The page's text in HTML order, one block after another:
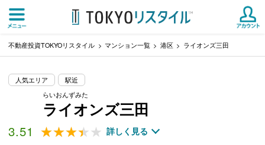
不動産投資TOKYOリスタイル マンション一覧 港区 ライオンズ三田
人気エリア
駅近
らいおんずみた
ライオンズ三田
3.51 ★★★★★
★★★★★ 詳しく見る